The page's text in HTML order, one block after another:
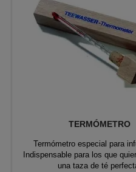
TERMÓMETRO
Termómetro especial para
Indispensable para los que
una taza de té